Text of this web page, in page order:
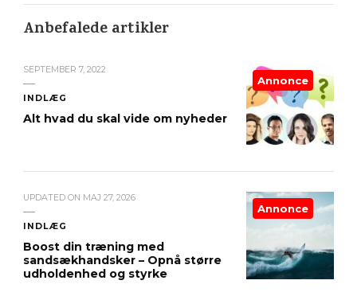
Anbefalede artikler
SEPTEMBER 7, 2022
INDLÆG
Alt hvad du skal vide om nyheder
Annonce
UPDATED ON MAJ 27, 2026
INDLÆG
Boost din træning med
sandsækhandsker – Opnå større
udholdenhed og styrke
Annonce